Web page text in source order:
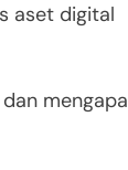
aset digital
mengapa